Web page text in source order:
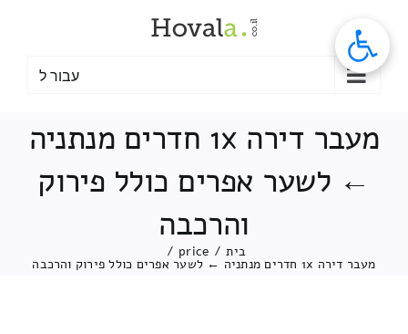
עבור ל
מעבר דירה 1x חדרים מנתניה
← לשער אפרים כולל פירוק
והרכבה
בית /
price
/
מעבר דירה 1x חדרים מנתניה ← לשער אפרים כולל פירוק והרכבה